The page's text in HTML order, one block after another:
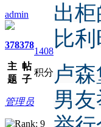
admin
378
主
题
378
帖
子
1408
积分
管理员
出
比
卢
男